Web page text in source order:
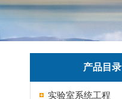
产品目录
实验室系统工程